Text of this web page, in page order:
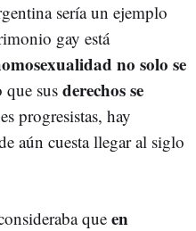
sería un ejemplo
gay está
no solo se
que sus derechos se
progresistas, hay
aún cuesta llegar al siglo
queen